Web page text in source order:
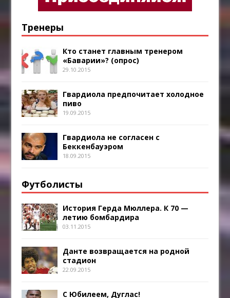
Тренеры
Кто станет главным тренером
«Баварии»? (опрос)
29.10.2015
Гвардиола предпочитает холодное
пиво
19.09.2015
Гвардиола не согласен с
Беккенбауэром
18.09.2015
Футболисты
История Герда Мюллера. К 70 —
летию бомбардира
03.11.2015
Данте возвращается на родной
стадион
22.09.2015
С Юбилеем, Дуглас!